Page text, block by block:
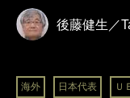
後藤健生／
海外 日本代表 Ｕ